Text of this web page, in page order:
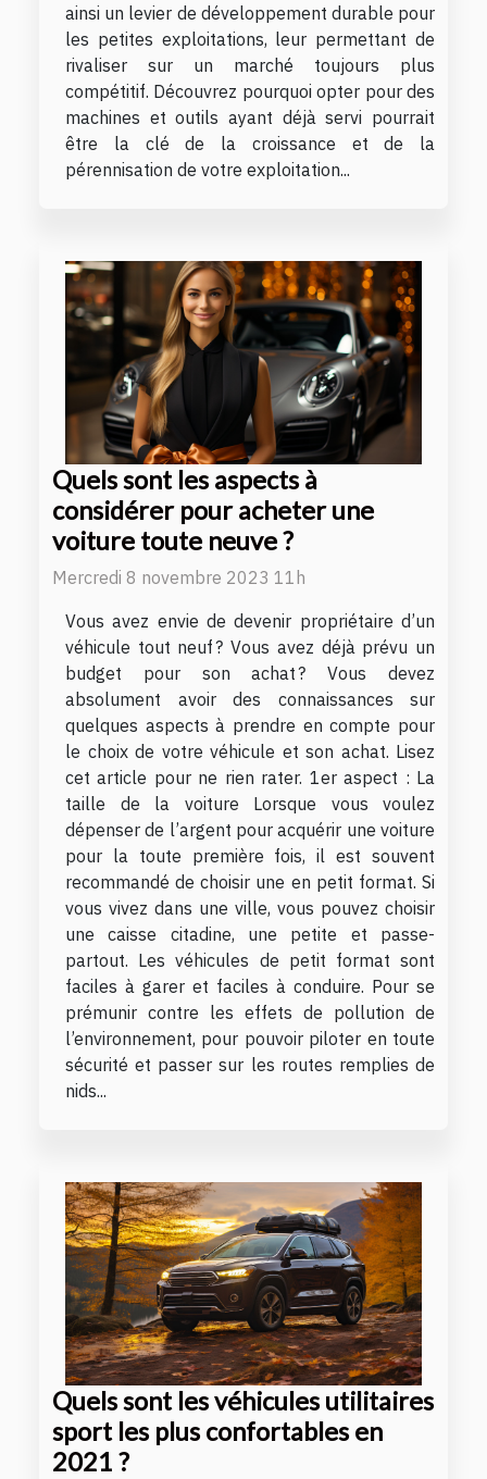
ainsi un levier de développement durable pour
les petites exploitations, leur permettant de
rivaliser sur un marché toujours plus
compétitif. Découvrez pourquoi opter pour des
machines et outils ayant déjà servi pourrait
être la clé de la croissance et de la
pérennisation de votre exploitation...
Quels sont les aspects à
considérer pour acheter une
voiture toute neuve ?
Mercredi 8 novembre 2023 11h
Vous avez envie de devenir propriétaire d’un
véhicule tout neuf ? Vous avez déjà prévu un
budget pour son achat ? Vous devez
absolument avoir des connaissances sur
quelques aspects à prendre en compte pour
le choix de votre véhicule et son achat. Lisez
cet article pour ne rien rater. 1er aspect : La
taille de la voiture Lorsque vous voulez
dépenser de l’argent pour acquérir une voiture
pour la toute première fois, il est souvent
recommandé de choisir une en petit format. Si
vous vivez dans une ville, vous pouvez choisir
une caisse citadine, une petite et passe-
partout. Les véhicules de petit format sont
faciles à garer et faciles à conduire. Pour se
prémunir contre les effets de pollution de
l’environnement, pour pouvoir piloter en toute
sécurité et passer sur les routes remplies de
nids...
Quels sont les véhicules utilitaires
sport les plus confortables en
2021 ?